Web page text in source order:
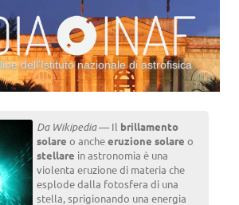
dell’Istituto nazionale di astrofisica
Da Wikipedia— Il brillamento
solare o ancheeruzione solare o
stellare in astronomia è una
violenta eruzione di materia che
esplode dalla fotosfera di una
stella, sprigionando una energia